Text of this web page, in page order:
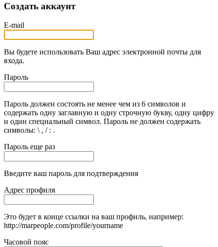
Создать аккаунт
E-mail
Вы будете использовать Ваш адрес электронной почты для
входа.
Пароль
Пароль должен состоять не менее чем из 6 символов и
содержать одну заглавную и одну строчную букву, одну цифру
и один специальный символ. Пароль не должен содержать
символы: \ , / : .
Пароль еще раз
Введите ваш пароль для подтверждения
Адрес профиля
Это будет в конце ссылки на ваш профиль, например:
http://marpeople.com/profile/yourname
Часовой пояс